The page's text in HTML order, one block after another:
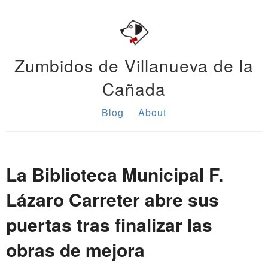
Zumbidos de Villanueva de la
Cañada
Blog About
La Biblioteca Municipal F.
Lázaro Carreter abre sus
puertas tras finalizar las
obras de mejora